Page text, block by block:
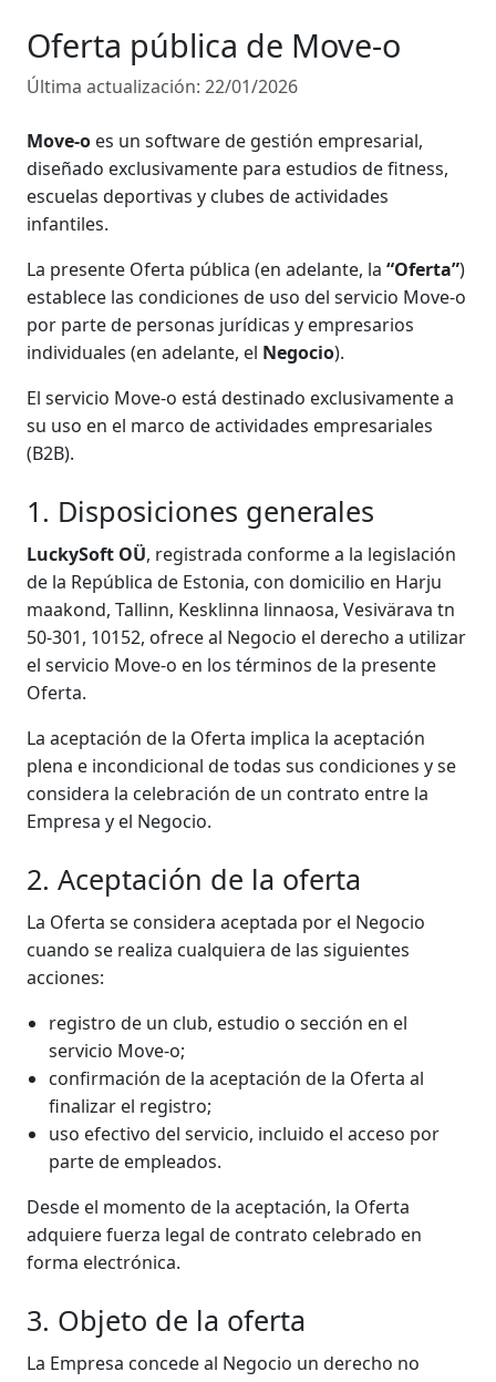
Oferta pública de Move-o
Última actualización: 22/01/2026
Move-o es un software de gestión empresarial,
diseñado exclusivamente para estudios de fitness,
escuelas deportivas y clubes de actividades
infantiles.
La presente Oferta pública (en adelante, la “Oferta”)
establece las condiciones de uso del servicio Move-o
por parte de personas jurídicas y empresarios
individuales (en adelante, el Negocio).
El servicio Move-o está destinado exclusivamente a
su uso en el marco de actividades empresariales
(B2B).
1. Disposiciones generales
LuckySoft OÜ, registrada conforme a la legislación
de la República de Estonia, con domicilio en Harju
maakond, Tallinn, Kesklinna linnaosa, Vesivärava tn
50-301, 10152, ofrece al Negocio el derecho a utilizar
el servicio Move-o en los términos de la presente
Oferta.
La aceptación de la Oferta implica la aceptación
plena e incondicional de todas sus condiciones y se
considera la celebración de un contrato entre la
Empresa y el Negocio.
2. Aceptación de la oferta
La Oferta se considera aceptada por el Negocio
cuando se realiza cualquiera de las siguientes
acciones:
registro de un club, estudio o sección en el
servicio Move-o;
confirmación de la aceptación de la Oferta al
finalizar el registro;
uso efectivo del servicio, incluido el acceso por
parte de empleados.
Desde el momento de la aceptación, la Oferta
adquiere fuerza legal de contrato celebrado en
forma electrónica.
3. Objeto de la oferta
La Empresa concede al Negocio un derecho no